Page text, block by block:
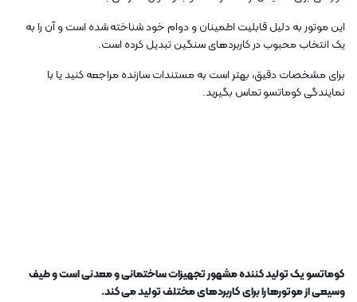
این موتور به دلیل قابلیت اطمینان و دوام خود شناخته شده است و آن را به
یک انتخاب محبوب در کاربردهای سنگین تبدیل کرده است.
برای مشخصات دقیق، بهتر است به مستندات سازنده مراجعه کنید یا با
نمایندگی کوماتسو تماس بگیرید.
کوماتسو یک تولید کننده مشهور تجهیزات ساختمانی و معدنی است و طیف
وسیعی از موتورها را برای کاربردهای مختلف تولید می کند.